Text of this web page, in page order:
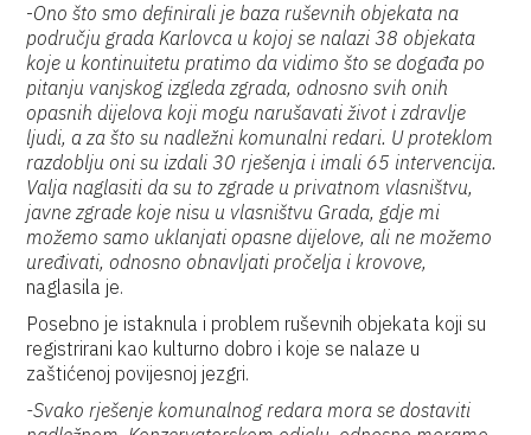
-Ono što smo definirali je baza ruševnih objekata na
području grada Karlovca u kojoj se nalazi 38 objekata
koje u kontinuitetu pratimo da vidimo što se događa po
pitanju vanjskog izgleda zgrada, odnosno svih onih
opasnih dijelova koji mogu narušavati život i zdravlje
ljudi, a za što su nadležni komunalni redari. U proteklom
razdoblju oni su izdali 30 rješenja i imali 65 intervencija.
Valja naglasiti da su to zgrade u privatnom vlasništvu,
javne zgrade koje nisu u vlasništvu Grada, gdje mi
možemo samo uklanjati opasne dijelove, ali ne možemo
uređivati, odnosno obnavljati pročelja i krovove,
naglasila je.
Posebno je istaknula i problem ruševnih objekata koji su
registrirani kao kulturno dobro i koje se nalaze u
zaštićenoj povijesnoj jezgri.
-Svako rješenje komunalnog redara mora se dostaviti